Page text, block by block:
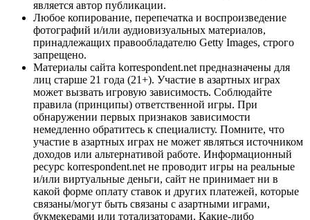
является автор публикации.
Любое копирование, перепечатка и воспроизведение
фотографий и/или аудиовизуальных материалов,
принадлежащих правообладателю Getty Images, строго
запрещено.
Материалы сайта korrespondent.net предназначены для
лиц старше 21 года (21+). Участие в азартных играх
может вызвать игровую зависимость. Соблюдайте
правила (принципы) ответственной игры. При
обнаружении первых признаков зависимости
немедленно обратитесь к специалисту. Помните, что
участие в азартных играх не может являться источником
доходов или альтернативой работе. Информационный
ресурс korrespondent.net не проводит игры на реальные
и/или виртуальные деньги, сайт не принимает ни в
какой форме оплату ставок и других платежей, которые
связаны/могут быть связаны с азартными играми,
букмекерами или тотализаторами. Какие-либо